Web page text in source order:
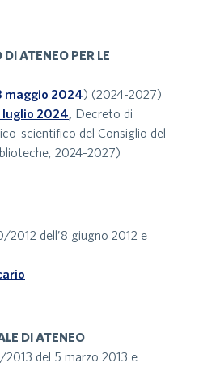
ATENEO PER LE
maggio 2024) (2024-2027)
luglio 2024, Decreto di
scientifico del Consiglio del
2024-2027)
2012 dell’8 giugno 2012 e
DI ATENEO
del 5 marzo 2013 e